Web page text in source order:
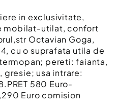
in exclusivitate,
mobilat-utilat, confort
Octavian Goga,
cu o suprafata utila de
pereti: faianta,
usa intrare:
580 Euro-
Euro comision